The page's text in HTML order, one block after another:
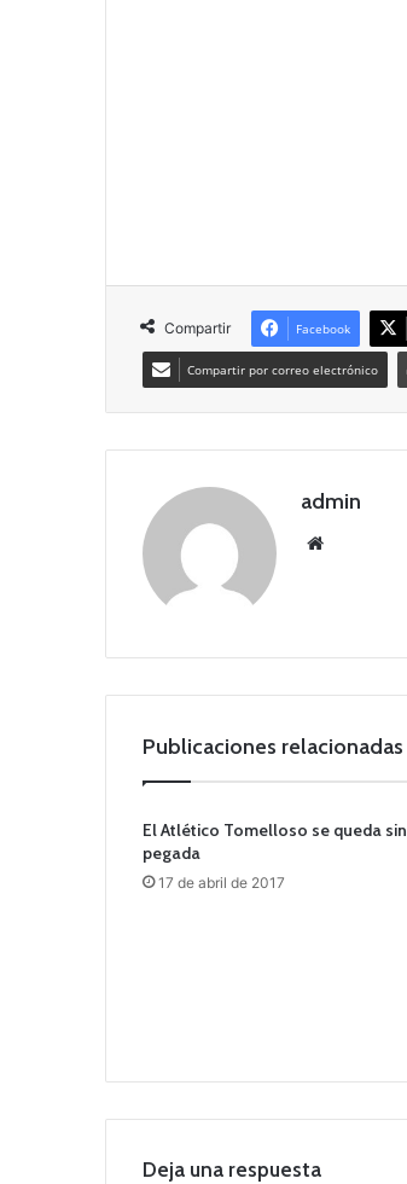
Compartir Facebook
Compartir por correo electrónico
admin
Publicaciones relacionadas
El Atlético Tomelloso se queda sin
pegada
17 de abril de 2017
Deja una respuesta